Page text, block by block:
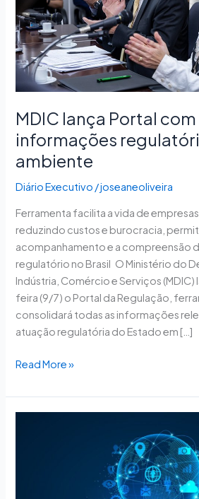
MDIC lança Portal
informações
ambiente
Diário Executivo /joseaneoliveira
Ferramenta facilita a vida de
reduzindo custos e burocracia,
acompanhamento e a compreensão
regulatório no Brasil O Ministério do
Indústria, Comércio e Serviços
feira (9/7) o Portal da Regulação,
consolidará todas as informações
atuação regulatória do Estado em […]
regulatórias
em
um
só
ambiente
Read More »